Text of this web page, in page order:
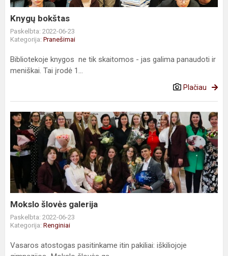
Knygų bokštas
Paskelbta: 2022-06-23
Kategorija: Pranešimai
Bibliotekoje knygos ne tik skaitomos - jas galima panaudoti ir
meniškai. Tai įrodė 1...
Plačiau
Mokslo
šlovės
galerija
Mokslo šlovės galerija
Paskelbta: 2022-06-23
Kategorija: Renginiai
Vasaros atostogas pasitinkame itin pakiliai: iškiliojoje